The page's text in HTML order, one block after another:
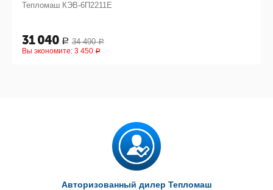
Тепломаш КЭВ-6П2211Е
31 040 Р 34 490 Р
Вы экономите: 3 450 Р
Авторизованный дилер Тепломаш